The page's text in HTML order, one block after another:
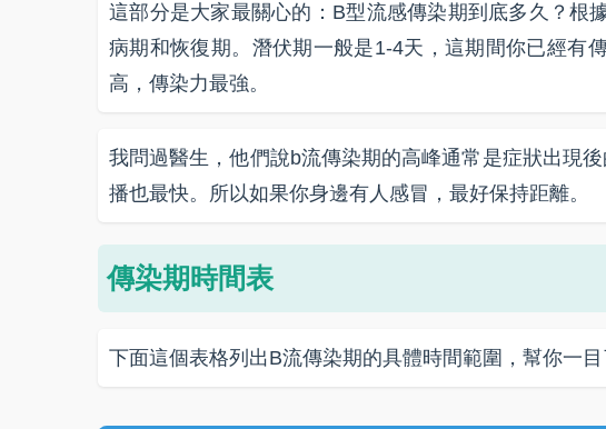
這部分是大家最關心的：B型流感傳染期到底多久？根
病期和恢復期。潛伏期一般是1-4天，這期間你已經有
高，傳染力最強。
我問過醫生，他們說b流傳染期的高峰通常是症狀出現
播也最快。所以如果你身邊有人感冒，最好保持距離。
傳染期時間表
下面這個表格列出B流傳染期的具體時間範圍，幫你一目